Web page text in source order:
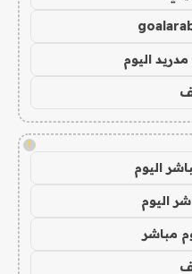
اليوم
!
اليوم
اليوم
مباشر